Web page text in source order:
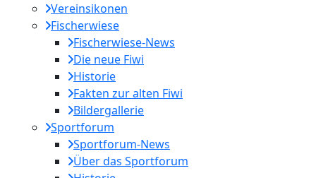
Vereinsikonen
Fischerwiese
Fischerwiese-News
Die neue Fiwi
Historie
Fakten zur alten Fiwi
Bildergallerie
Sportforum
Sportforum-News
Über das Sportforum